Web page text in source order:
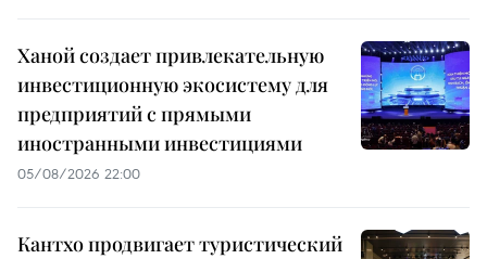
Ханой создает привлекательную
инвестиционную экосистему для
предприятий с прямыми
иностранными инвестициями
05/08/2026 22:00
Кантхо продвигает туристический